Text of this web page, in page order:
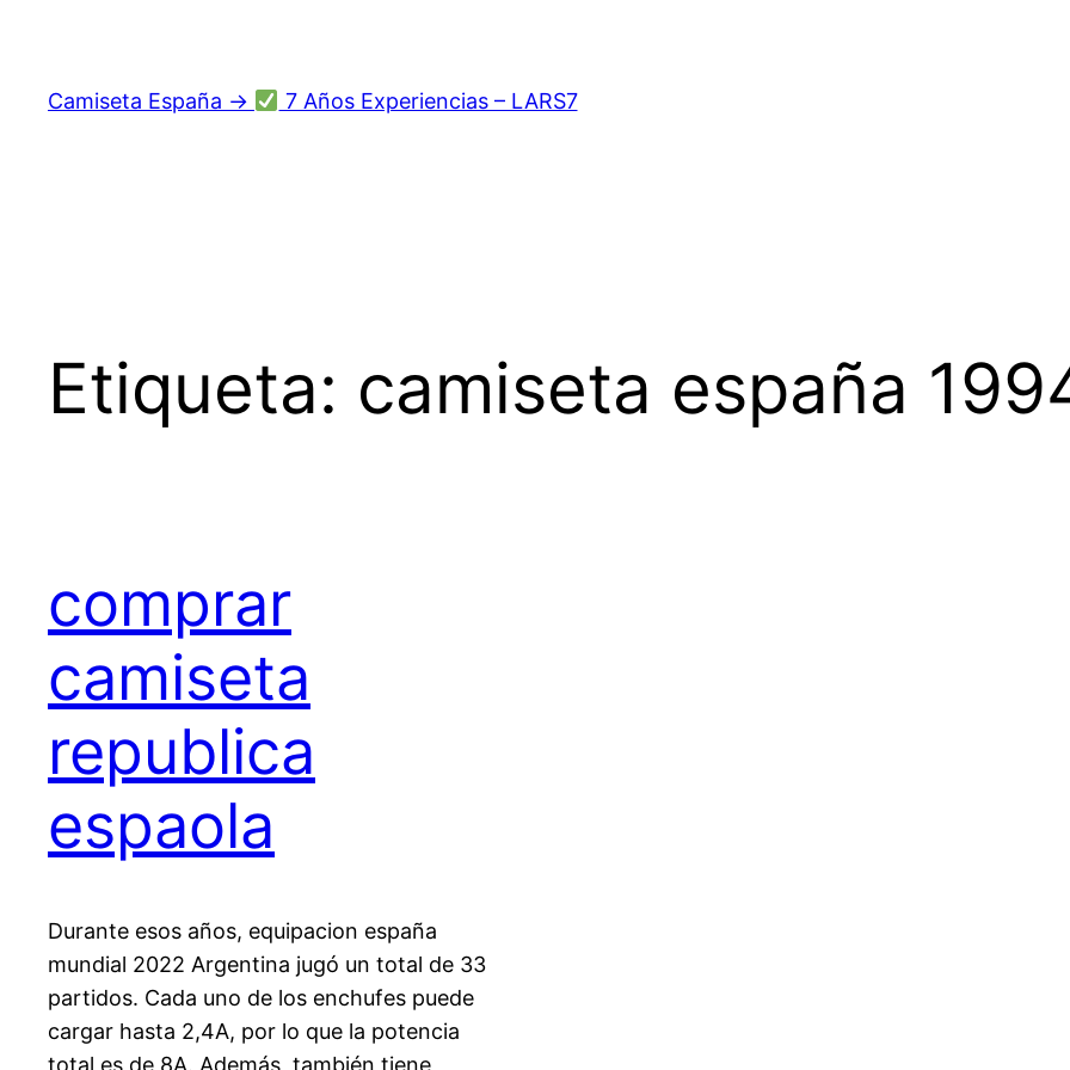
contenido
Camiseta España → 7 Años Experiencias – LARS7
Etiqueta: camiseta españa
comprar
camiseta
republica
espaola
Durante esos años, equipacion españa
mundial 2022 Argentina jugó un total de 33
partidos. Cada uno de los enchufes puede
cargar hasta 2,4A, por lo que la potencia
total es de 8A. Además, también tiene